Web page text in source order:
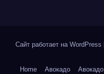
Сайт работает на WordPress
Home Авокадо Авокадо